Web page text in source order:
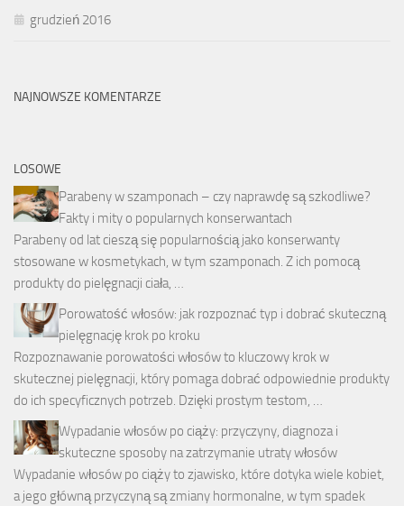
grudzień 2016
NAJNOWSZE KOMENTARZE
LOSOWE
Parabeny w szamponach – czy naprawdę są szkodliwe?
Fakty i mity o popularnych konserwantach
Parabeny od lat cieszą się popularnością jako konserwanty
stosowane w kosmetykach, w tym szamponach. Z ich pomocą
produkty do pielęgnacji ciała, …
Porowatość włosów: jak rozpoznać typ i dobrać skuteczną
pielęgnację krok po kroku
Rozpoznawanie porowatości włosów to kluczowy krok w
skutecznej pielęgnacji, który pomaga dobrać odpowiednie produkty
do ich specyficznych potrzeb. Dzięki prostym testom, …
Wypadanie włosów po ciąży: przyczyny, diagnoza i
skuteczne sposoby na zatrzymanie utraty włosów
Wypadanie włosów po ciąży to zjawisko, które dotyka wiele kobiet,
a jego główną przyczyną są zmiany hormonalne, w tym spadek